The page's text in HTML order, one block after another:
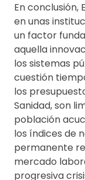
En conclusión,
en unas
un factor
aquella
los sistemas
cuestión
los
Sanidad, son
población
los índices de
permanente
mercado
progresiva